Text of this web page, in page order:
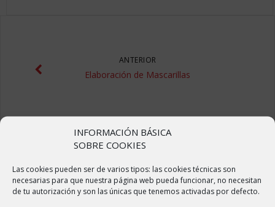
INFORMACIÓN BÁSICA
SOBRE COOKIES
Las cookies pueden ser de varios tipos: las cookies técnicas son
necesarias para que nuestra página web pueda funcionar, no necesitan
de tu autorización y son las únicas que tenemos activadas por defecto.
ANTERIOR
Elaboración de Mascarillas
ÚLTIMAS NOTICIAS